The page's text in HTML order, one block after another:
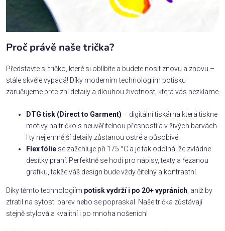
Proč právě naše trička?
Představte si tričko, které si oblíbíte a budete nosit znovu a znovu –
stále skvěle vypadá! Díky moderním technologiím potisku
zaručujeme precizní detaily a dlouhou životnost, která vás nezklame
DTG tisk (Direct to Garment) – digitální tiskárna která tiskne
motivy na tričko s neuvěřitelnou přesností a v živých barvách.
I ty nejjemnější detaily zůstanou ostré a působivé.
Flex fólie se zažehluje při 175 °C a je tak odolná, že zvládne
desítky praní. Perfektně se hodí pro nápisy, texty a řezanou
grafiku, takže váš design bude vždy čitelný a kontrastní.
Díky těmto technologiím potisk vydrží i po 20+ vypráních , aniž by
ztratil na sytosti barev nebo se popraskal. Naše trička zůstávají
stejně stylová a kvalitní i po mnoha nošeních!